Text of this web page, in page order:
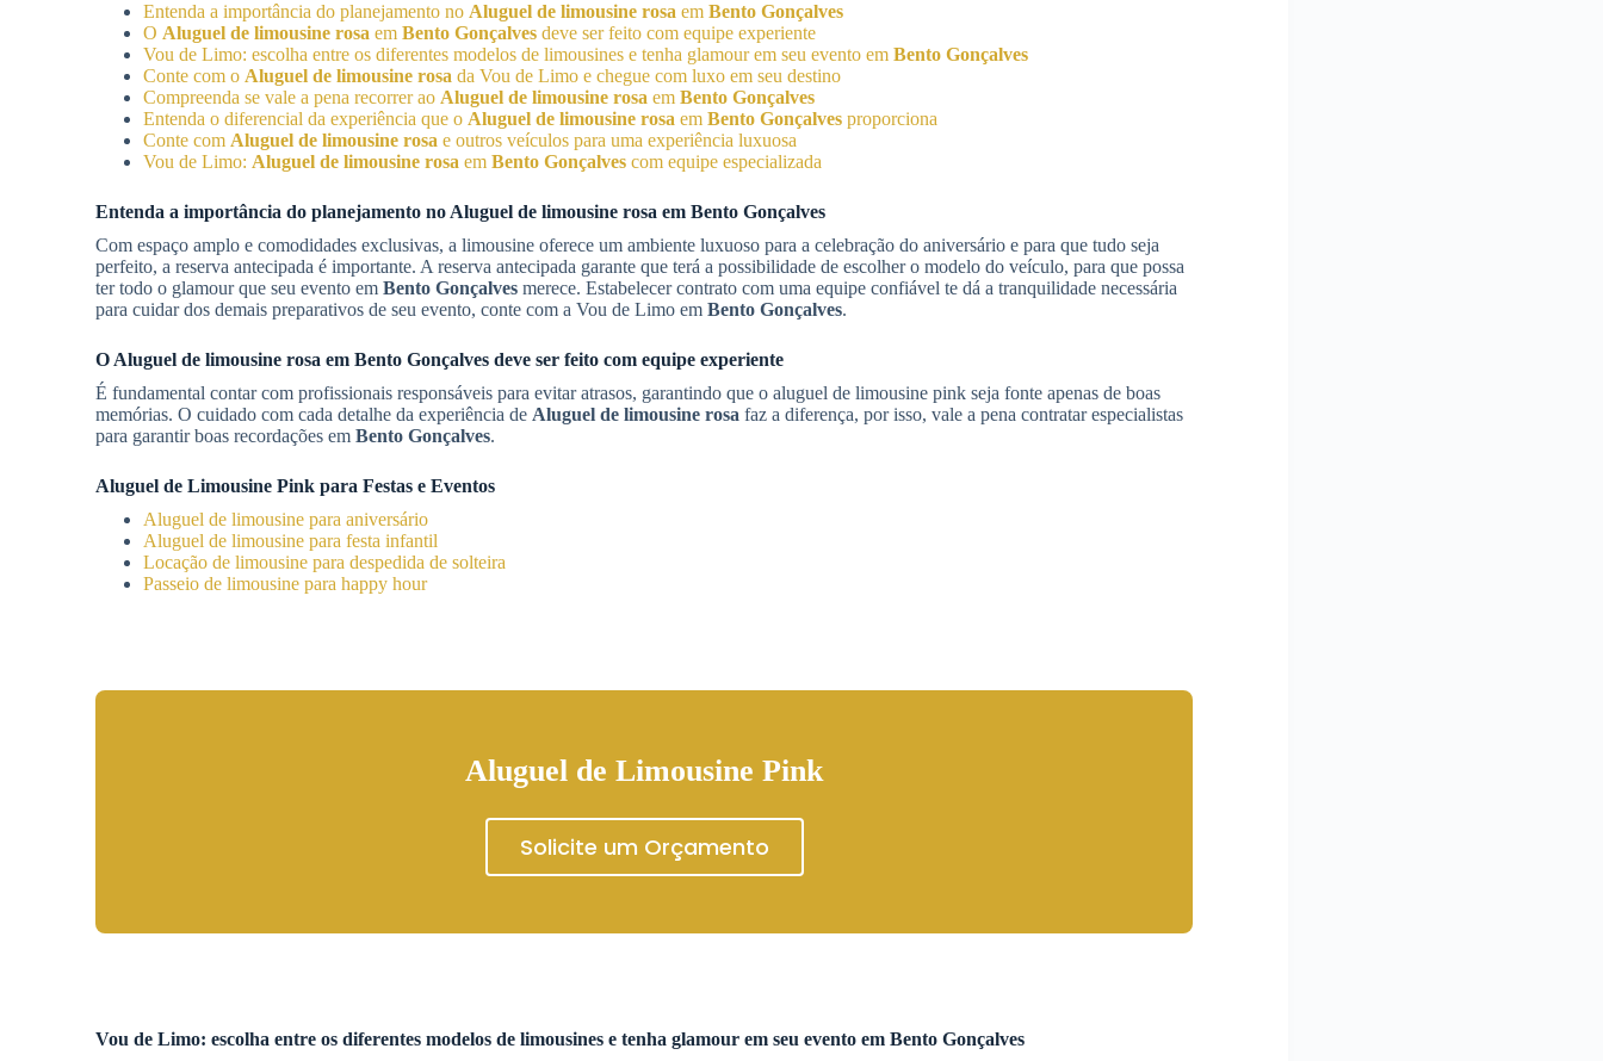
Entenda a importância do planejamento no Aluguel de limousine rosa em Bento Gonçalves
O Aluguel de limousine rosa em Bento Gonçalves deve ser feito com equipe experiente
Vou de Limo: escolha entre os diferentes modelos de limousines e tenha glamour em seu evento em Bento Gonçalves
Conte com o Aluguel de limousine rosa da Vou de Limo e chegue com luxo em seu destino
Compreenda se vale a pena recorrer ao Aluguel de limousine rosa em Bento Gonçalves
Entenda o diferencial da experiência que o Aluguel de limousine rosa em Bento Gonçalves proporciona
Conte com Aluguel de limousine rosa e outros veículos para uma experiência luxuosa
Vou de Limo: Aluguel de limousine rosa em Bento Gonçalves com equipe especializada
Entenda a importância do planejamento no Aluguel de limousine rosa em Bento Gonçalves
Com espaço amplo e comodidades exclusivas, a limousine oferece um ambiente luxuoso para a celebração do aniversário e para que tudo seja
perfeito, a reserva antecipada é importante. A reserva antecipada garante que terá a possibilidade de escolher o modelo do veículo, para que possa
ter todo o glamour que seu evento em Bento Gonçalves merece. Estabelecer contrato com uma equipe confiável te dá a tranquilidade necessária
para cuidar dos demais preparativos de seu evento, conte com a Vou de Limo em Bento Gonçalves.
O Aluguel de limousine rosa em Bento Gonçalves deve ser feito com equipe experiente
É fundamental contar com profissionais responsáveis para evitar atrasos, garantindo que o aluguel de limousine pink seja fonte apenas de boas
memórias. O cuidado com cada detalhe da experiência de Aluguel de limousine rosa faz a diferença, por isso, vale a pena contratar especialistas
para garantir boas recordações em Bento Gonçalves.
Aluguel de Limousine Pink para Festas e Eventos
Aluguel de limousine para aniversário
Aluguel de limousine para festa infantil
Locação de limousine para despedida de solteira
Passeio de limousine para happy hour
Aluguel de Limousine Pink
Solicite um Orçamento
Vou de Limo: escolha entre os diferentes modelos de limousines e tenha glamour em seu evento em Bento Gonçalves